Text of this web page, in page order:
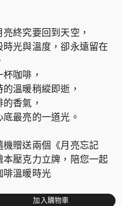
亮終究要回到天空，
時光與溫度，卻永遠留在
咖啡，
的溫暖稍縱即逝，
香氣，
底最亮的一道光。
機贈送兩個《月亮忘記
本壓克力立牌，陪您一起
啡溫暖時光
加入購物車